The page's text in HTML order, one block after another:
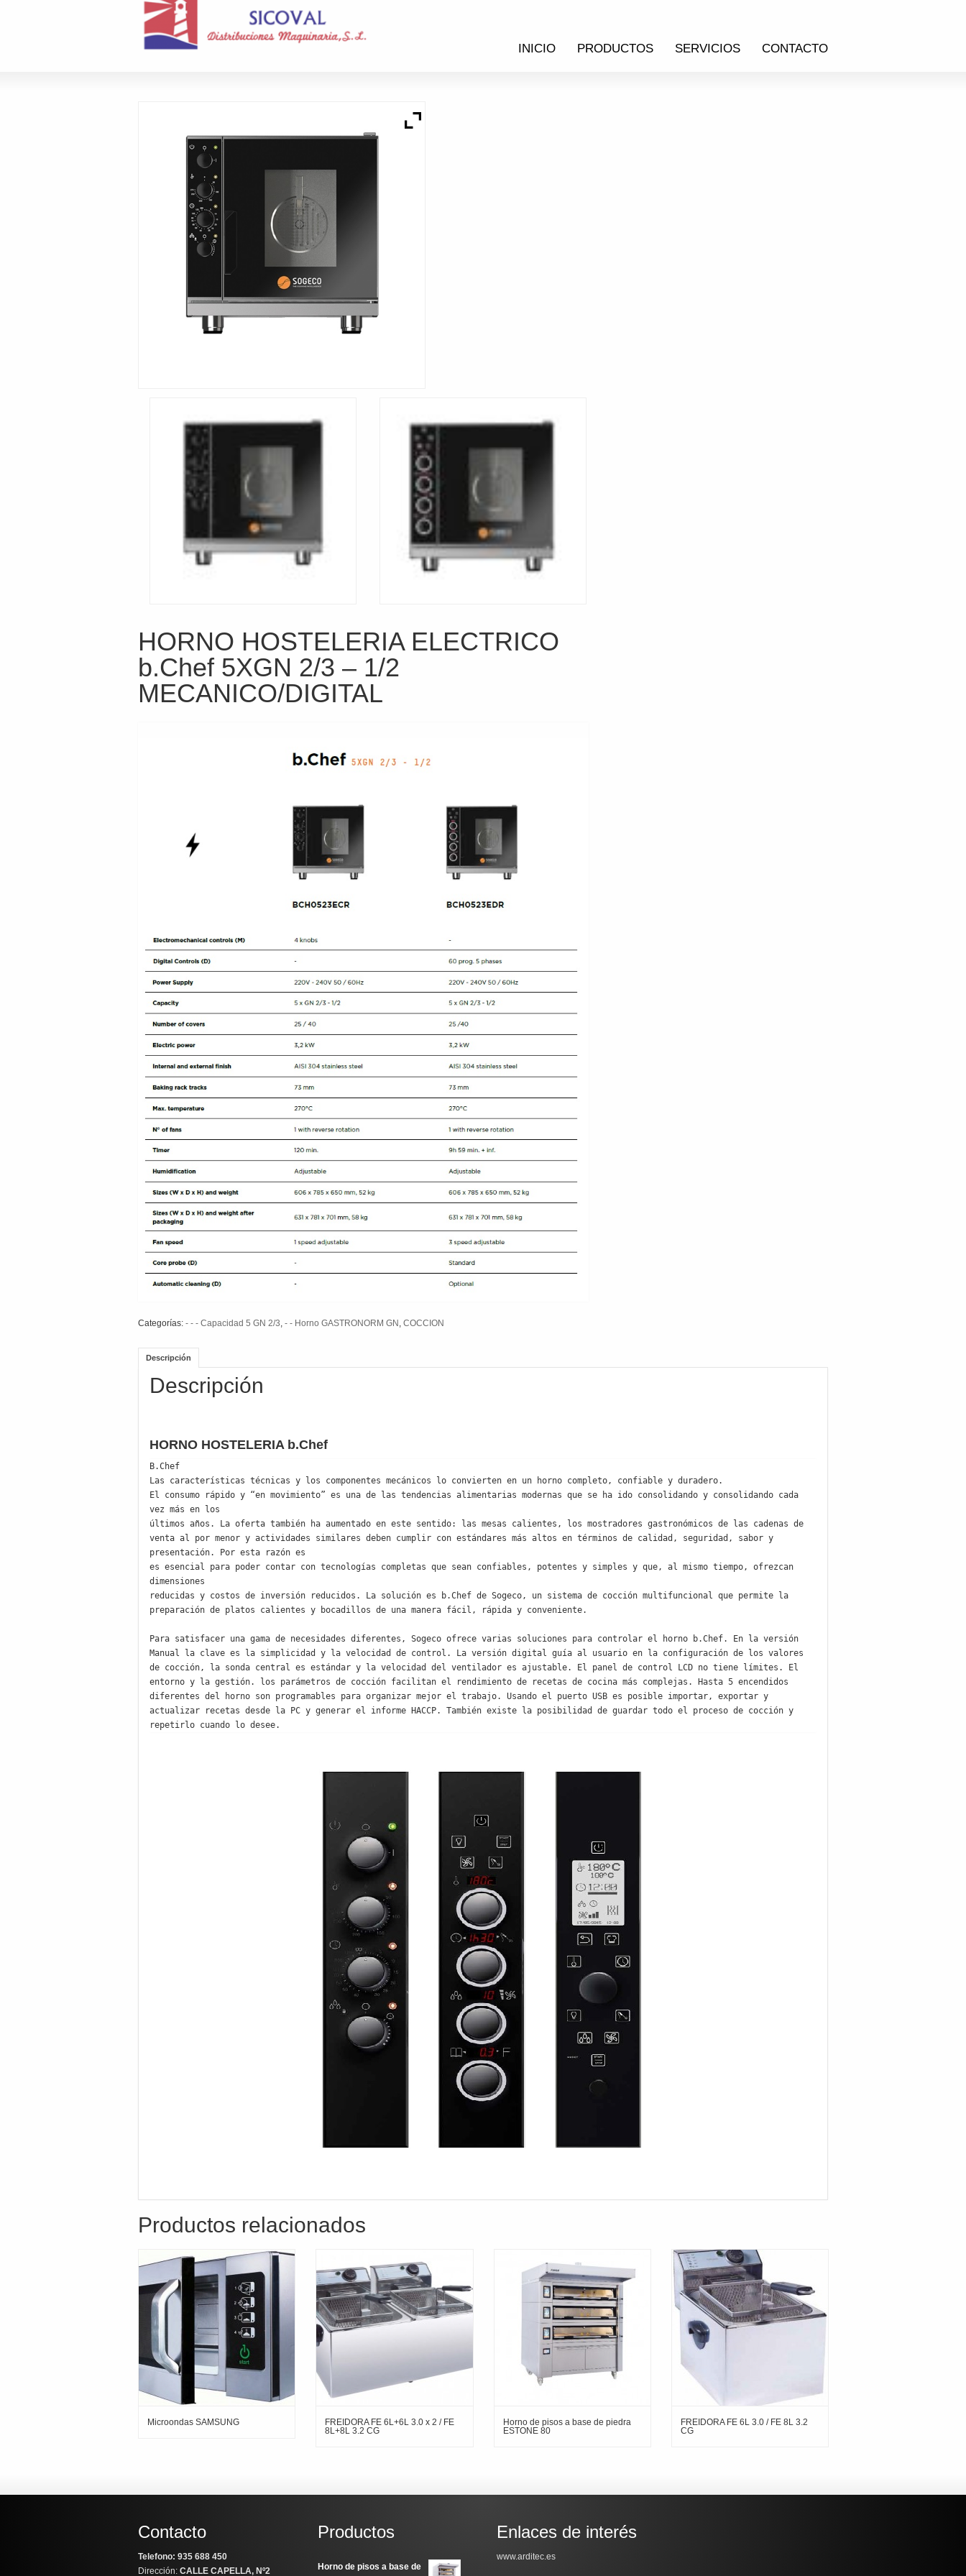
INICIO PRODUCTOS SERVICIOS CONTACTO
HORNO HOSTELERIA ELECTRICO
b.Chef 5XGN 2/3 – 1/2
MECANICO/DIGITAL
Categorías: - - - Capacidad 5 GN 2/3, - - Horno GASTRONORM GN , COCCION
Descripción
Descripción
HORNO HOSTELERIA b.Chef
B.Chef
Las características técnicas y los componentes mecánicos lo convierten en un horno completo, confiable y duradero.
El consumo rápido y “en movimiento” es una de las tendencias alimentarias modernas que se ha ido consolidando y consolidando cada
vez más en los
últimos años. La oferta también ha aumentado en este sentido: las mesas calientes, los mostradores gastronómicos de las cadenas de
venta al por menor y actividades similares deben cumplir con estándares más altos en términos de calidad, seguridad, sabor y
presentación. Por esta razón es
es esencial para poder contar con tecnologías completas que sean confiables, potentes y simples y que, al mismo tiempo, ofrezcan
dimensiones
reducidas y costos de inversión reducidos. La solución es b.Chef de Sogeco, un sistema de cocción multifuncional que permite la
preparación de platos calientes y bocadillos de una manera fácil, rápida y conveniente.
Para satisfacer una gama de necesidades diferentes, Sogeco ofrece varias soluciones para controlar el horno b.Chef. En la versión
Manual la clave es la simplicidad y la velocidad de control. La versión digital guía al usuario en la configuración de los valores
de cocción, la sonda central es estándar y la velocidad del ventilador es ajustable. El panel de control LCD no tiene límites. El
entorno y la gestión. los parámetros de cocción facilitan el rendimiento de recetas de cocina más complejas. Hasta 5 encendidos
diferentes del horno son programables para organizar mejor el trabajo. Usando el puerto USB es posible importar, exportar y
actualizar recetas desde la PC y generar el informe HACCP. También existe la posibilidad de guardar todo el proceso de cocción y
repetirlo cuando lo desee.
Productos relacionados
Microondas SAMSUNG
FREIDORA FE 6L+6L 3.0 x 2 / FE
8L+8L 3.2 CG
Horno de pisos a base de piedra
ESTONE 80
FREIDORA FE 6L 3.0 / FE 8L 3.2
CG
Contacto
Telefono: 935 688 450
Dirección: CALLE CAPELLA, Nº2
Productos
Horno de pisos a base de
Enlaces de interés
www.arditec.es